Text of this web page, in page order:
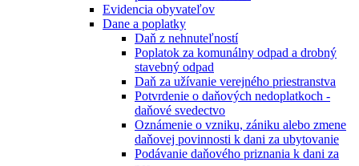
Evidencia obyvateľov
Dane a poplatky
Daň z nehnuteľností
Poplatok za komunálny odpad a drobný
stavebný odpad
Daň za užívanie verejného priestranstva
Potvrdenie o daňových nedoplatkoch -
daňové svedectvo
Oznámenie o vzniku, zániku alebo zmene
daňovej povinnosti k dani za ubytovanie
Podávanie daňového priznania k dani za